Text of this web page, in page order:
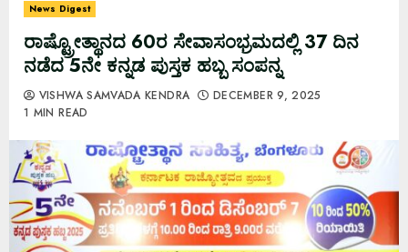
News Digest
ರಾಷ್ಟ್ರೋತ್ಥಾನದ 60ರ ಸೇವಾಸಂಭ್ರಮದಲ್ಲಿ 37 ದಿನ
ನಡೆದ 5ನೇ ಕನ್ನಡ ಪುಸ್ತಕ ಹಬ್ಬ ಸಂಪನ್ನ
VISHWA SAMVADA KENDRA
DECEMBER 9, 2025
1 MIN READ